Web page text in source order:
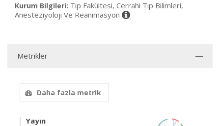
Kurum Bilgileri: Tıp Fakültesi, Cerrahi Tıp Bilimleri,
Anesteziyoloji Ve Reanimasyon
Metrikler
Daha fazla metrik
Yayın